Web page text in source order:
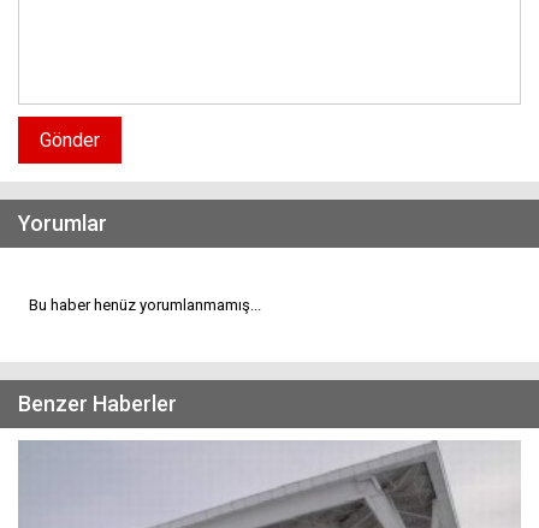
Gönder
Yorumlar
Bu haber henüz yorumlanmamış...
Benzer Haberler